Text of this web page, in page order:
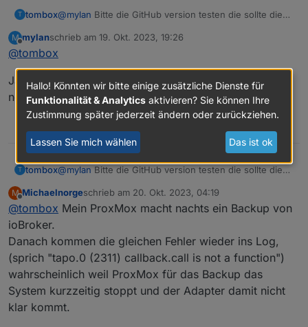
T tombox@mylan Bitte die GitHub version testen die sollte die
M
Offline
mylanschrieb am 19. Okt. 2023, 19:26
zuletzt editiert von
@tombox
Ja danke, in einem ersten Test kann ich eine P100 mit
neuer Firmware wieder steuern! :)
T tombox@mylan Bitte die GitHub version testen die sollte die
M
Offline
Michaelnorgeschrieb am 20. Okt. 2023, 04:19
zuletzt editiert von
@tombox Mein ProxMox macht nachts ein Backup von
ioBroker.
Danach kommen die gleichen Fehler wieder ins Log,
(sprich "tapo.0 (2311) callback.call is not a function")
wahrscheinlich weil ProxMox für das Backup das
System kurzzeitig stoppt und der Adapter damit nicht
klar kommt.
Hallo! Könnten wir bitte einige zusätzliche Dienste für
Funktionalität & Analytics aktivieren? Sie können Ihre
Zustimmung später jederzeit ändern oder zurückziehen.
Lassen Sie mich wählen Das ist ok